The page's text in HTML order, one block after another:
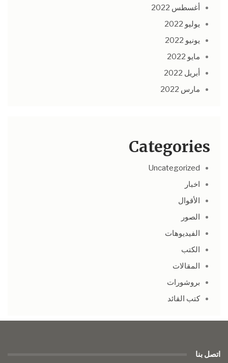
أغسطس 2022
يوليو 2022
يونيو 2022
مايو 2022
أبريل 2022
مارس 2022
Categories
Uncategorized
اخبار
الأقوال
الصور
الفيديوهات
الكتب
المقالات
بروشورات
كتب القائد
اتصل بنا